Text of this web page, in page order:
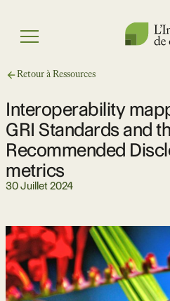
content
Menu
Retour à Ressources
Interoperability
GRI Standards and
Recommended
metrics
30 Juillet 2024